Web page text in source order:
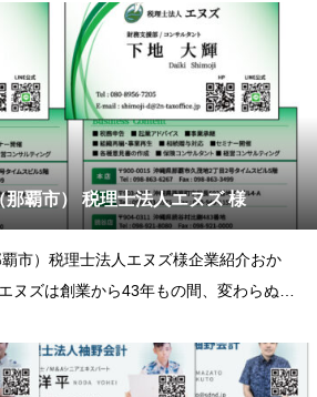
覇市） 税理士法人エヌズ 様
市）税理士法人エヌズ様企業紹介おか
ヌズは創業から43年もの間、変わらぬ信